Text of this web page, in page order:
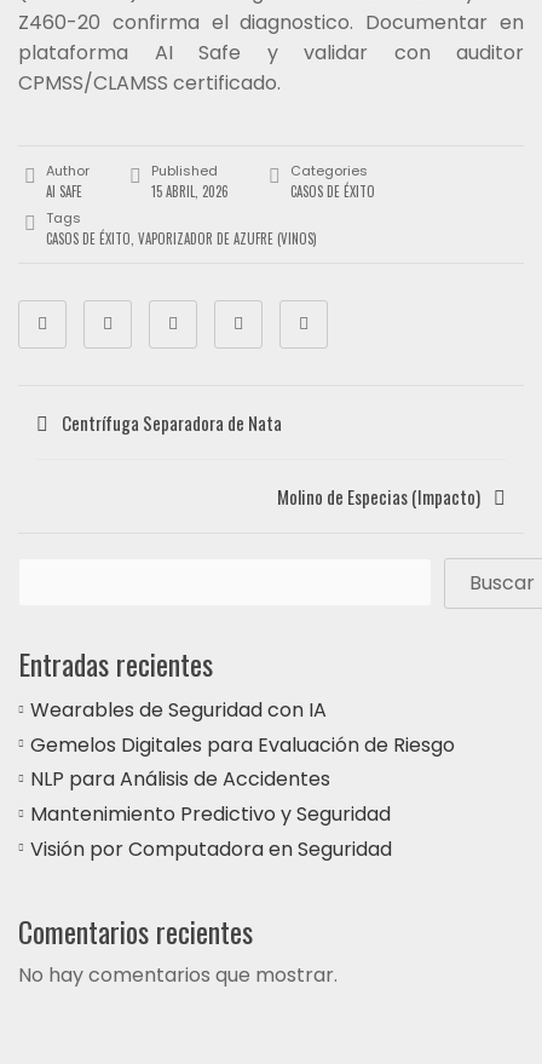
Z460-20 confirma el diagnostico. Documentar en
plataforma AI Safe y validar con auditor
CPMSS/CLAMSS certificado.
Author
AI SAFE
Published
15 ABRIL, 2026
Categories
CASOS DE ÉXITO
Tags
CASOS DE ÉXITO VAPORIZADOR DE AZUFRE (VINOS)
Centrífuga Separadora de Nata
Molino de Especias (Impacto)
Buscar
Entradas recientes
Wearables de Seguridad con IA
Gemelos Digitales para Evaluación de Riesgo
NLP para Análisis de Accidentes
Mantenimiento Predictivo y Seguridad
Visión por Computadora en Seguridad
Comentarios recientes
No hay comentarios que mostrar.